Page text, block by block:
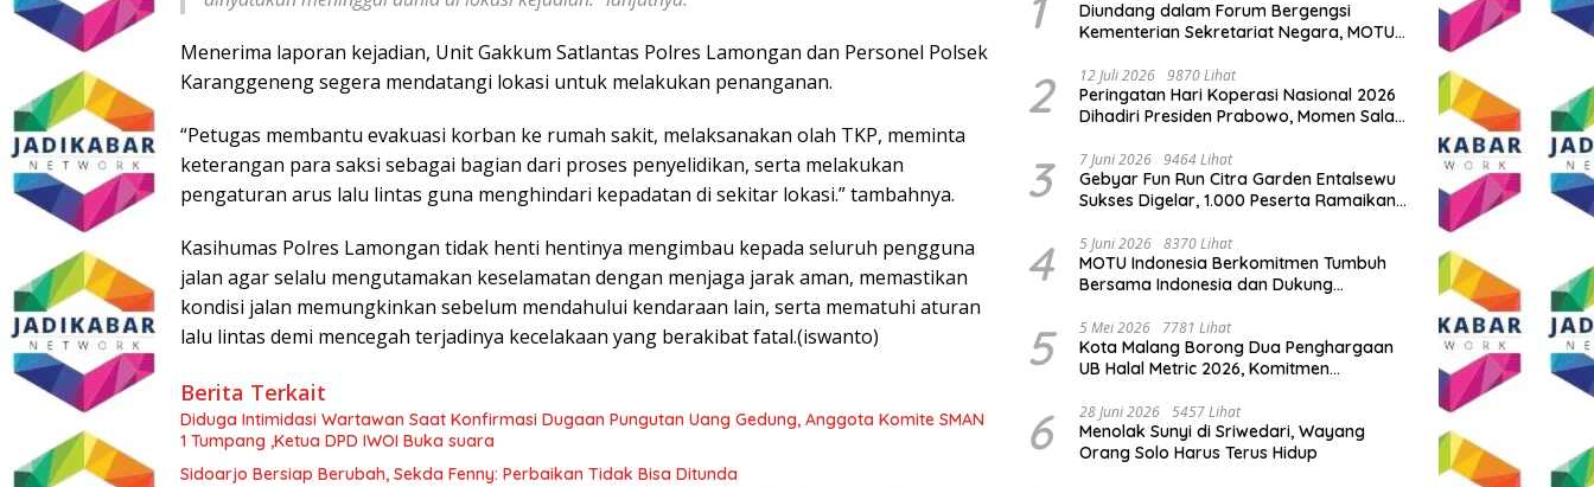
Menerima laporan kejadian, Unit Gakkum Satlantas Polres Lamongan dan Personel Polsek
Karanggeneng segera mendatangi lokasi untuk melakukan penanganan.
“Petugas membantu evakuasi korban ke rumah sakit, melaksanakan olah TKP, meminta
keterangan para saksi sebagai bagian dari proses penyelidikan, serta melakukan
pengaturan arus lalu lintas guna menghindari kepadatan di sekitar lokasi.” tambahnya.
Kasihumas Polres Lamongan tidak henti hentinya mengimbau kepada seluruh pengguna
jalan agar selalu mengutamakan keselamatan dengan menjaga jarak aman, memastikan
kondisi jalan memungkinkan sebelum mendahului kendaraan lain, serta mematuhi aturan
lalu lintas demi mencegah terjadinya kecelakaan yang berakibat fatal.(iswanto)
Berita Terkait
Diduga Intimidasi Wartawan Saat Konfirmasi Dugaan Pungutan Uang Gedung, Anggota Komite SMAN
1 Tumpang ,Ketua DPD IWOI Buka suara
Sidoarjo Bersiap Berubah, Sekda Fenny: Perbaikan Tidak Bisa Ditunda
Diundang dalam Forum Bergengsi
Kementerian Sekretariat Negara, MOTU
Indonesia
2 12 Juli 2026 9870 Lihat
Peringatan Hari Koperasi Nasional 2026
Dihadiri Presiden Prabowo, Momen Salam
3 7 Juni 2026 9464 Lihat
Gebyar Fun Run Citra Garden Entalsewu
Sukses Digelar, 1.000 Peserta Ramaikan
4 5 Juni 2026 8370 Lihat
MOTU Indonesia Berkomitmen Tumbuh
Bersama Indonesia dan Dukung
5 5 Mei 2026 7781 Lihat
Kota Malang Borong Dua Penghargaan
UB Halal Metric 2026, Komitmen
6 28 Juni 2026 5457 Lihat
Menolak Sunyi di Sriwedari, Wayang
Orang Solo Harus Terus Hidup